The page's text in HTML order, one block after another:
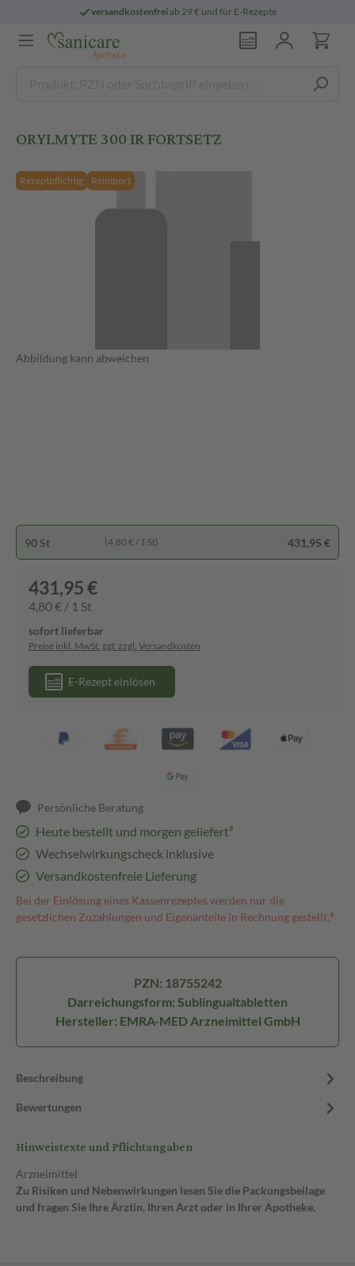
versandkostenfreiab 29 € und für E-Rezepte
ORYLMYTE 300 IR FORTSETZ
Rezeptpflichtig Reimport
Abbildung kann abweichen
90 St (4,80 € / 1 St) 431,95 €
431,95 €
4,80 € / 1 St
sofort lieferbar
Preise inkl. MwSt. ggf. zzgl. Versandkosten
E-Rezept einlösen
Persönliche Beratung
Heute bestellt und morgen geliefert³
Wechselwirkungscheck inklusive
Versandkostenfreie Lieferung
Bei der Einlösung eines Kassenrezeptes werden nur die
gesetzlichen Zuzahlungen und Eigenanteile in Rechnung gestellt.⁴
PZN: 18755242
Darreichungsform: Sublingualtabletten
Hersteller: EMRA-MED Arzneimittel GmbH
Beschreibung
Bewertungen
Hinweistexte und Pflichtangaben
Arzneimittel
Zu Risiken und Nebenwirkungen lesen Sie die Packungsbeilage
und fragen Sie Ihre Ärztin, Ihren Arzt oder in Ihrer Apotheke.